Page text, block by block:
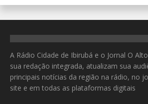
A Rádio Cidade de Ibirubá e o Jornal O
sua redação integrada, atualizam sua
principais notícias da região na rádio, no
site e em todas as plataformas digitais